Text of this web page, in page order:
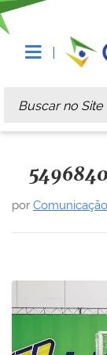
Busca
Busca
por